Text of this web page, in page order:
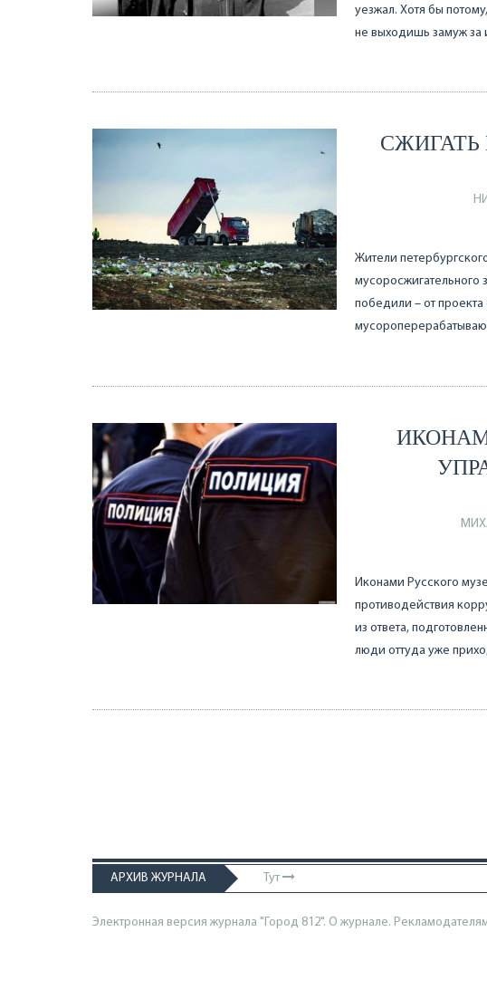
уезжал. Хотя бы
не выходишь замуж за
СЖИГАТЬ
Жители
мусоросжигательного
победили – от
Иконами Русского
противодействия
из ответа,
люди оттуда уже
АРХИВ ЖУРНАЛА Тут
Электронная версия журнала "Город 812". О журнале.